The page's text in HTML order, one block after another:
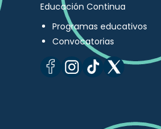
Educación Continua
Programas educativos
Convocatorias